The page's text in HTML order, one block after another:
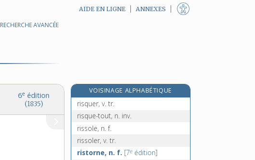
RECHERCHE AVANCÉE
AIDE EN LIGNE ANNEXES
6e édition
(1835)
VOISINAGE ALPHABÉTIQUE
risqué, -ée, adj.
risquer, v. tr.
risque-tout, n. inv.
rissole, n. f.
rissoler, v. tr.
ristorne, n. f. [7e édition]